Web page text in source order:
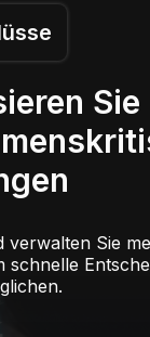
Sie
verwalten Sie
schnelle